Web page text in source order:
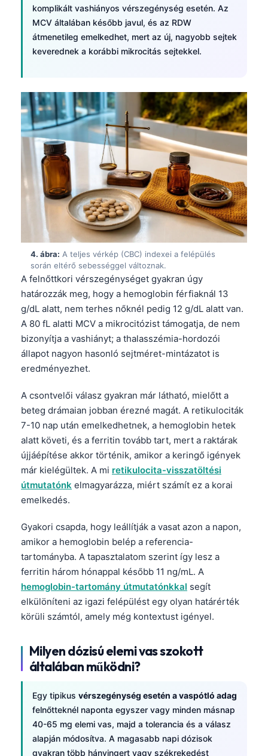
komplikált vashiányos vérszegénység esetén. Az
MCV általában később javul, és az RDW
átmenetileg emelkedhet, mert az új, nagyobb sejtek
keverednek a korábbi mikrocitás sejtekkel.
4. ábra: A teljes vérkép (CBC) indexei a felépülés
során eltérő sebességgel változnak.
A felnőttkori vérszegénységet gyakran úgy
határozzák meg, hogy a hemoglobin férfiaknál 13
g/dL alatt, nem terhes nőknél pedig 12 g/dL alatt van.
A 80 fL alatti MCV a mikrocitózist támogatja, de nem
bizonyítja a vashiányt; a thalasszémia-hordozói
állapot nagyon hasonló sejtméret-mintázatot is
eredményezhet.
A csontvelői válasz gyakran már látható, mielőtt a
beteg drámaian jobban érezné magát. A retikulociták
7-10 nap után emelkedhetnek, a hemoglobin hetek
alatt követi, és a ferritin tovább tart, mert a raktárak
újjáépítése akkor történik, amikor a keringő igények
már kielégültek. A mi retikulocita-visszatöltési
útmutatónk elmagyarázza, miért számít ez a korai
emelkedés.
Gyakori csapda, hogy leállítják a vasat azon a napon,
amikor a hemoglobin belép a referencia-
tartományba. A tapasztalatom szerint így lesz a
ferritin három hónappal később 11 ng/mL. A
hemoglobin-tartomány útmutatónkkal segít
elkülöníteni az igazi felépülést egy olyan határérték
körüli számtól, amely még kontextust igényel.
Milyen dózisú elemi vas szokott
általában működni?
Egy tipikus vérszegénység esetén a vaspótló adag
felnőtteknél naponta egyszer vagy minden másnap
40-65 mg elemi vas, majd a tolerancia és a válasz
alapján módosítva. A magasabb napi dózisok
gyakran több hányingert vagy székrekedést